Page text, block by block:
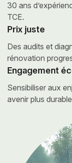
30 ans
TCE.
Prix juste
Des audits et
rénovation
Engagement
Sensibiliser aux
avenir plus